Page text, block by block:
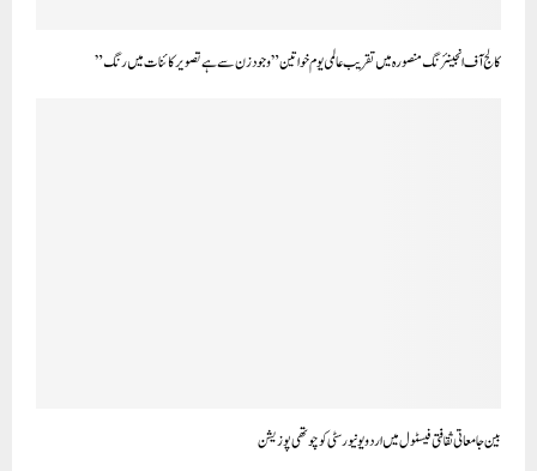
کالج آف انجینئرنگ منصورہ میں تقریب عالمی یوم خواتین ” وجود ز ن سے ہے تصویر کائنات میں رنگ”
بین جامعاتی ثقافتی فیسٹول میں اردو یونیورسٹی کو چوتھی پوزیشن